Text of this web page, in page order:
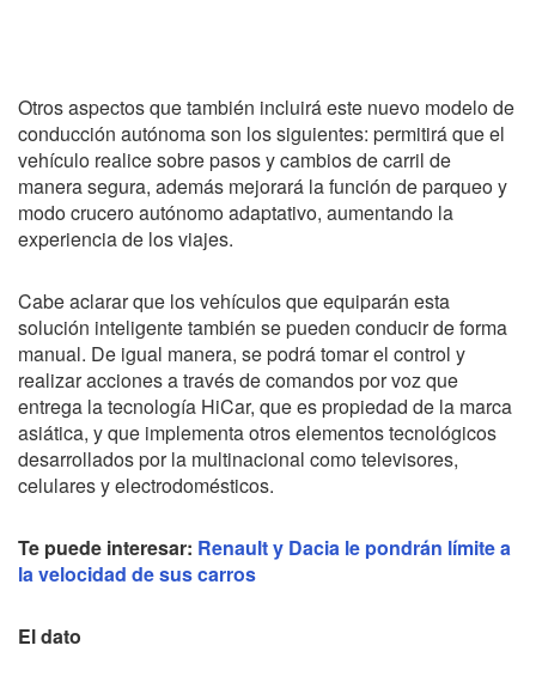
Otros aspectos que también incluirá este nuevo modelo de
conducción autónoma son los siguientes: permitirá que el
vehículo realice sobre pasos y cambios de carril de
manera segura, además mejorará la función de parqueo y
modo crucero autónomo adaptativo, aumentando la
experiencia de los viajes.
Cabe aclarar que los vehículos que equiparán esta
solución inteligente también se pueden conducir de forma
manual. De igual manera, se podrá tomar el control y
realizar acciones a través de comandos por voz que
entrega la tecnología HiCar, que es propiedad de la marca
asiática, y que implementa otros elementos tecnológicos
desarrollados por la multinacional como televisores,
celulares y electrodomésticos.
Te puede interesar: Renault y Dacia le pondrán límite a
la velocidad de sus carros
El dato